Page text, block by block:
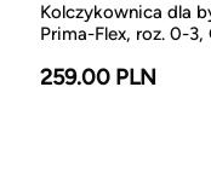
Kolczykownica dla
Prima-Flex, roz. 0-3,
259.00 PLN